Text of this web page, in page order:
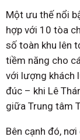
Một ưu thế nổi
hợp với 10 tòa
số toàn khu lên
tiềm năng cho
với lượng khách
đúc – khi Lê
giữa Trung tâm
Bên cạnh đó,